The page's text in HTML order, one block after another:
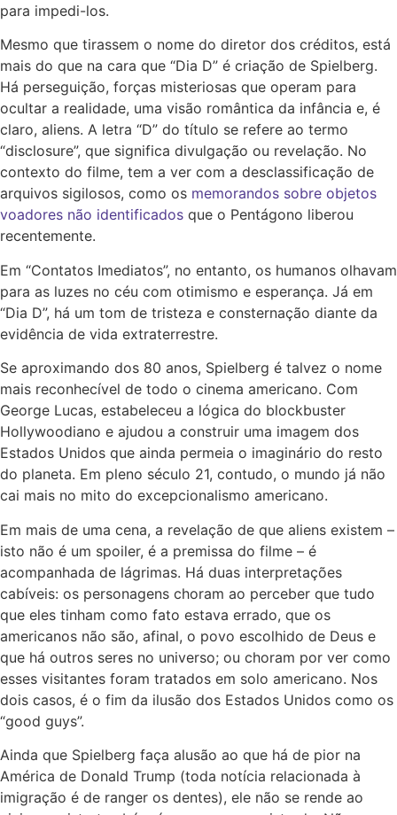
para impedi-los.
Mesmo que tirassem o nome do diretor dos créditos, está
mais do que na cara que “Dia D” é criação de Spielberg.
Há perseguição, forças misteriosas que operam para
ocultar a realidade, uma visão romântica da infância e, é
claro, aliens. A letra “D” do título se refere ao termo
“disclosure”, que significa divulgação ou revelação. No
contexto do filme, tem a ver com a desclassificação de
arquivos sigilosos, como os memorandos sobre objetos
voadores não identificados que o Pentágono liberou
recentemente.
Em “Contatos Imediatos”, no entanto, os humanos olhavam
para as luzes no céu com otimismo e esperança. Já em
“Dia D”, há um tom de tristeza e consternação diante da
evidência de vida extraterrestre.
Se aproximando dos 80 anos, Spielberg é talvez o nome
mais reconhecível de todo o cinema americano. Com
George Lucas, estabeleceu a lógica do blockbuster
Hollywoodiano e ajudou a construir uma imagem dos
Estados Unidos que ainda permeia o imaginário do resto
do planeta. Em pleno século 21, contudo, o mundo já não
cai mais no mito do excepcionalismo americano.
Em mais de uma cena, a revelação de que aliens existem –
isto não é um spoiler, é a premissa do filme – é
acompanhada de lágrimas. Há duas interpretações
cabíveis: os personagens choram ao perceber que tudo
que eles tinham como fato estava errado, que os
americanos não são, afinal, o povo escolhido de Deus e
que há outros seres no universo; ou choram por ver como
esses visitantes foram tratados em solo americano. Nos
dois casos, é o fim da ilusão dos Estados Unidos como os
“good guys”.
Ainda que Spielberg faça alusão ao que há de pior na
América de Donald Trump (toda notícia relacionada à
imigração é de ranger os dentes), ele não se rende ao